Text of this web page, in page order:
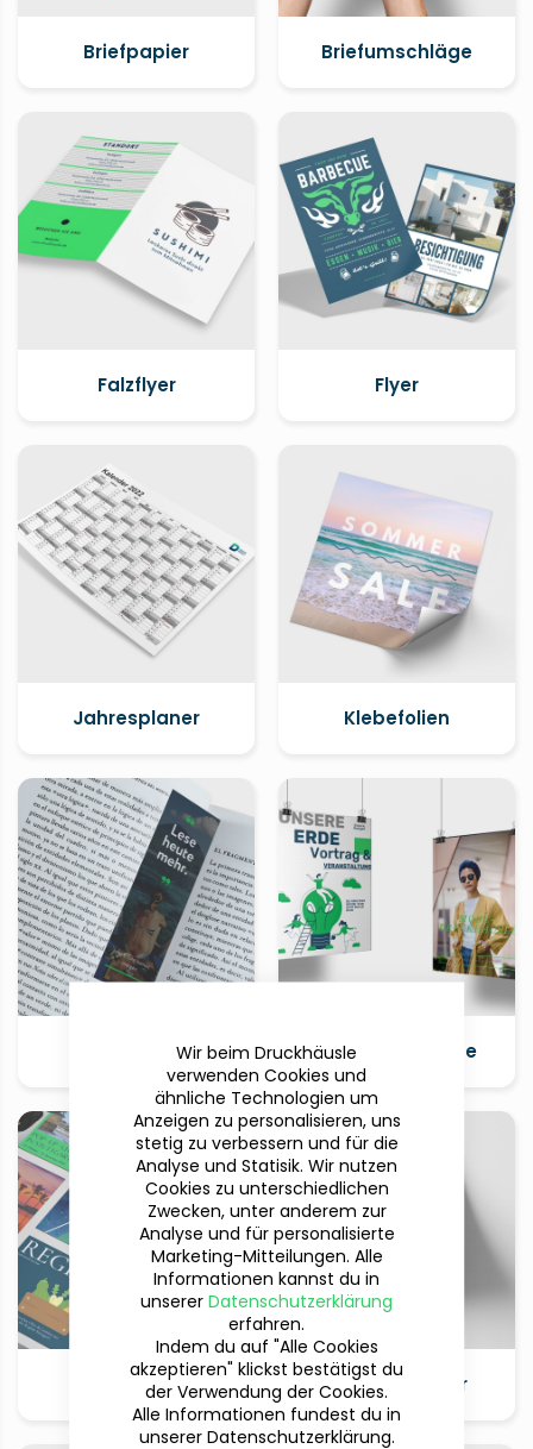
Briefpapier Briefumschläge
Falzflyer Flyer
Jahresplaner Klebefolien
Lesezeichen Poster & Plakate
Postkarten Wandkalender
Wir beim Druckhäusle
verwenden Cookies und
ähnliche Technologien um
Anzeigen zu personalisieren, uns
stetig zu verbessern und für die
Analyse und Statisik. Wir nutzen
Cookies zu unterschiedlichen
Zwecken, unter anderem zur
Analyse und für personalisierte
Marketing-Mitteilungen. Alle
Informationen kannst du in
unserer Datenschutzerklärung
erfahren.
Indem du auf "Alle Cookies
akzeptieren" klickst bestätigst du
der Verwendung der Cookies.
Alle Informationen fundest du in
unserer Datenschutzerklärung.